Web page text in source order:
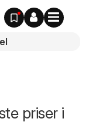
priser i